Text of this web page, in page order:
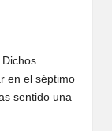
en el séptimo
sentido una